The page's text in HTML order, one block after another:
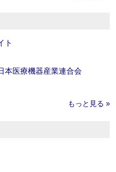
ト
医療機器産業連合会
もっと見る »